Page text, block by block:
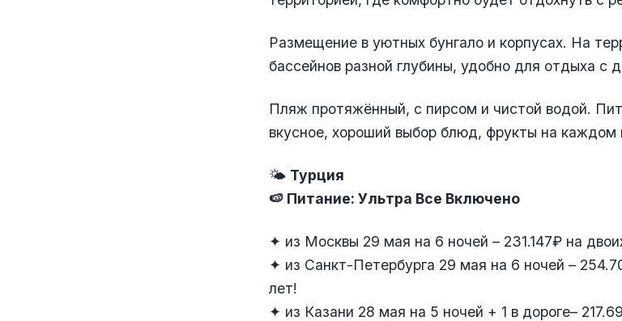
Размещение в уютных бунгало и корпусах. На
бассейнов разной глубины, удобно для отдыха с
Пляж протяжённый, с пирсом и чистой водой.
вкусное, хороший выбор блюд, фрукты на каждом
🌤️ Турция
🍉 Питание: Ультра Все Включено
✦ из Москвы 29 мая на 6 ночей – 231.147₽ на
✦ из Санкт-Петербурга 29 мая на 6 ночей –
лет!
✦ из Казани 28 мая на 5 ночей + 1 в дороге–